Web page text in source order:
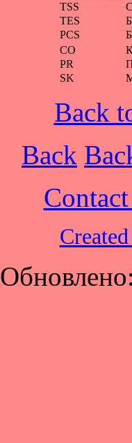
TSS
TES
PCS
CO
PR
SK
Back
Back